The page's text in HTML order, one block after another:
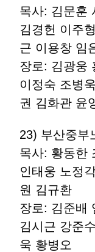
목사: 김문훈
김경헌 이주
근 이용창 임
장로: 김광웅
이정숙 조병
권 김화관 윤
23) 부산중부
목사: 황동한
인태웅 노정
원 김규환
장로: 김준배
김시근 강준
욱 황병오